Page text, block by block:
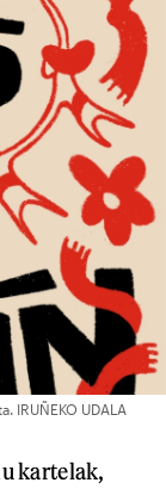
IRUÑEKO UDALA
kartelak,